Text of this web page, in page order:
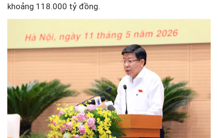
khoảng 118.000 tỷ đồng.